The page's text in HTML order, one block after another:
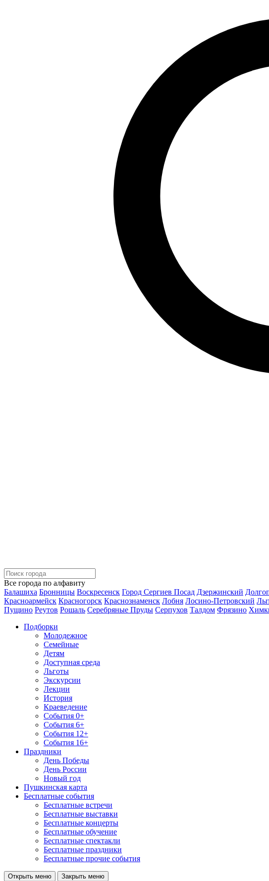
Все города по алфавиту
Балашиха Бронницы Воскресенск Город Сергиев Посад Дзержинский
Красноармейск Красногорск Краснознаменск Лобня Лосино-Петровский
Пущино Реутов Рошаль Серебряные Пруды Серпухов Талдом Фрязино
Подборки
Молодежное
Семейные
Детям
Доступная среда
Льготы
Экскурсии
Лекции
История
Краеведение
События 0+
События 6+
События 12+
События 16+
Праздники
День Победы
День России
Новый год
Пушкинская карта
Бесплатные события
Бесплатные встречи
Бесплатные выставки
Бесплатные концерты
Бесплатные обучение
Бесплатные спектакли
Бесплатные праздники
Бесплатные прочие события
Открыть меню Закрыть меню